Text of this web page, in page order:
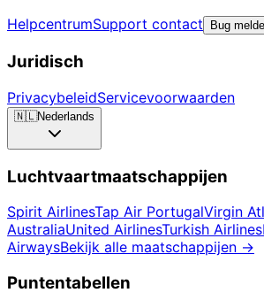
HelpcentrumSupport contact Bug
Juridisch
PrivacybeleidServicevoorwaarden
🇳🇱Nederlands
Luchtvaartmaatschappijen
Spirit AirlinesTap Air PortugalVirgin
AustraliaUnited AirlinesTurkish Airlines
AirwaysBekijk alle maatschappijen →
Puntentabellen